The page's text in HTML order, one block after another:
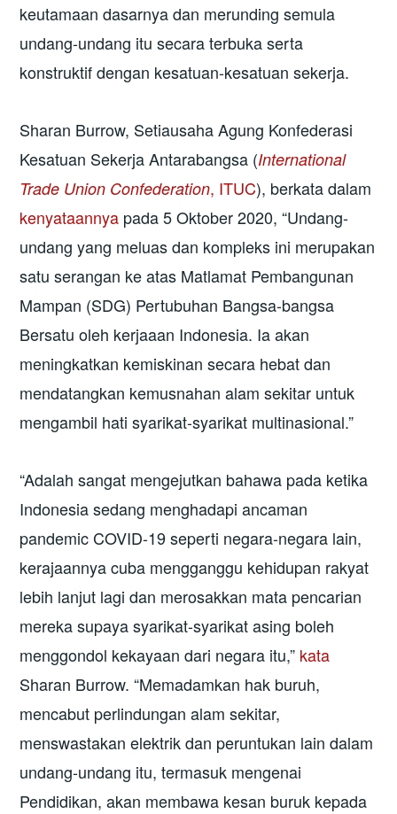
keutamaan dasarnya dan merunding semula
undang-undang itu secara terbuka serta
konstruktif dengan kesatuan-kesatuan sekerja.
Sharan Burrow, Setiausaha Agung Konfederasi
Kesatuan Sekerja Antarabangsa (International
Trade Union Confederation, ITUC), berkata dalam
kenyataannya pada 5 Oktober 2020, “Undang-
undang yang meluas dan kompleks ini merupakan
satu serangan ke atas Matlamat Pembangunan
Mampan (SDG) Pertubuhan Bangsa-bangsa
Bersatu oleh kerjaaan Indonesia. Ia akan
meningkatkan kemiskinan secara hebat dan
mendatangkan kemusnahan alam sekitar untuk
mengambil hati syarikat-syarikat multinasional.”
“Adalah sangat mengejutkan bahawa pada ketika
Indonesia sedang menghadapi ancaman
pandemic COVID-19 seperti negara-negara lain,
kerajaannya cuba mengganggu kehidupan rakyat
lebih lanjut lagi dan merosakkan mata pencarian
mereka supaya syarikat-syarikat asing boleh
menggondol kekayaan dari negara itu,” kata
Sharan Burrow. “Memadamkan hak buruh,
mencabut perlindungan alam sekitar,
menswastakan elektrik dan peruntukan lain dalam
undang-undang itu, termasuk mengenai
Pendidikan, akan membawa kesan buruk kepada